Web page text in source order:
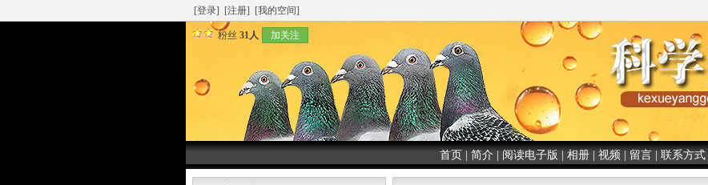
[登录] [注册] [我的空间]
粉丝 31人 加关注
首页 简介 阅读电子版 相册 视频 留言 联系方式